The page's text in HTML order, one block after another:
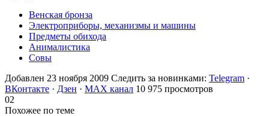
Венская бронза
Электроприборы, механизмы и машины
Предметы обихода
Анималистика
Совы
Добавлен 23 ноября 2009 Следить за новинками: Telegram ·
ВКонтакте · Дзен · MAX канал 10 975 просмотров
02
Похожее по теме